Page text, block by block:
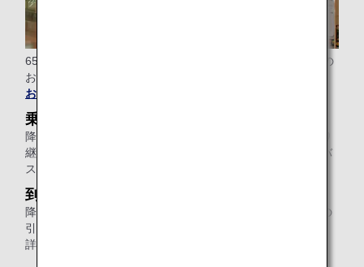
65歳以上のお客様のみで搭乗される場合、空港でのご案内の
お手伝いをいたします。
お電話にてお申し込み
乗り継ぎの場合
降機いただいたところから乗り継ぎカウンター、または乗り
継ぎ便ゲートまで（ターミナルが異なる場合は、シャトルバ
ス乗り場まで）のご案内のお手伝いをいたします。
到着空港にて
降機いただいたところから到着ロビーまで（お迎えの方への
引継ぎ等）のご案内のお手伝いをいたします。
詳細は